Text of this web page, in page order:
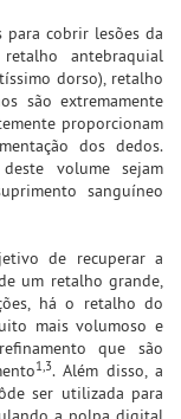
para cobrir lesões da
antebraquial
dorso), retalho
são extremamente
proporcionam
dos dedos.
volume sejam
sanguíneo
de recuperar a
um retalho grande,
há o retalho do
mais volumoso e
que são
1,3. Além disso, a
ser utilizada para